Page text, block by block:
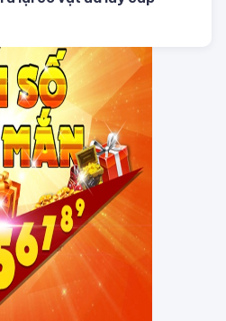
nay, xem tử vi 12 con giáp
ngày 5/8/2026: Tuổi Thân
cần kiên nhẫn
hoàng đạo Thứ Sáu
7/2026: Song Tử tràn đầy
nay, xem tử vi 12 con giáp
ngày 31/7/2026: Tuổi Tỵ
thịnh vượng